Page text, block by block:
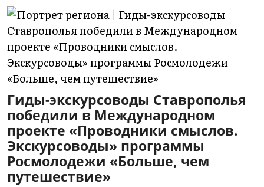
Гиды-экскурсоводы Ставрополья
победили в Международном
проекте «Проводники смыслов.
Экскурсоводы» программы
Росмолодежи «Больше, чем
путешествие»